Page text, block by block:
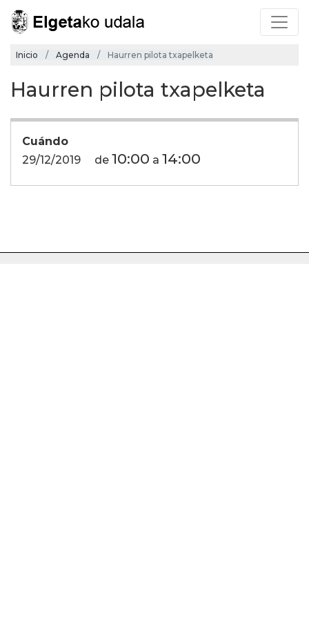
Inicio Agenda Haurren pilota txapelketa
Haurren pilota txapelketa
Cuándo
29/12/2019
de 10:00 a 14:00